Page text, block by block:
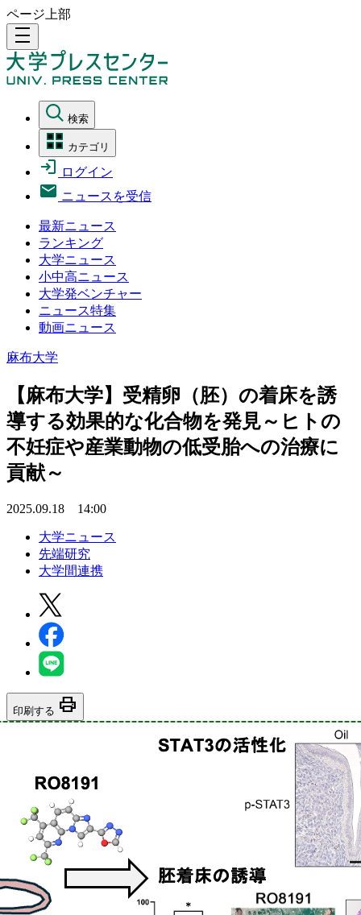
ページ上部
density_medium
検索
カテゴリ
ログイン
ニュースを受信
最新ニュース
ランキング
大学ニュース
小中高ニュース
大学発ベンチャー
ニュース特集
動画ニュース
麻布大学
【麻布大学】受精卵（胚）の着床を誘
導する効果的な化合物を発見～ヒトの
不妊症や産業動物の低受胎への治療に
貢献～
2025.09.18 14:00
大学ニュース
先端研究
大学間連携
印刷する print